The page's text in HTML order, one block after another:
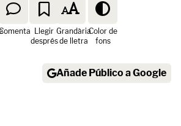
Llegir
després
Grandària
de lletra
Color de
fons
Añade Público a Google